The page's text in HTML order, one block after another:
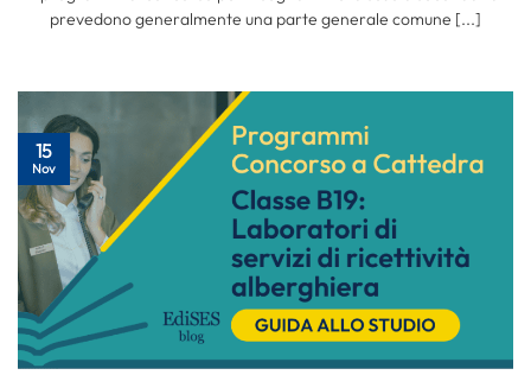
prevedono generalmente una parte generale comune [...]
15
Nov